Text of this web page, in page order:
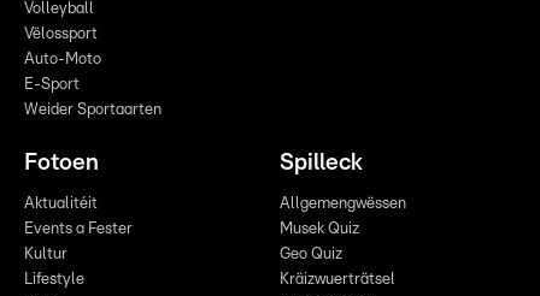
Volleyball
Vëlossport
Auto-Moto
E-Sport
Weider Sportaarten
Fotoen
Aktualitéit
Events a Fester
Kultur
Lifestyle
Spilleck
Allgemengwëssen
Musek Quiz
Geo Quiz
Kräizwuerträtsel